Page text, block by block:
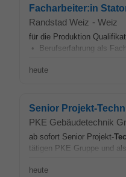
Facharbeiter:in
Randstad Weiz - Weiz
für die Produktion
• Berufserfahrung als
heute
Senior Projekt-
PKE Gebäudetechnik
ab sofort Senior Projekt-
tätigen PKE Gruppe und
heute